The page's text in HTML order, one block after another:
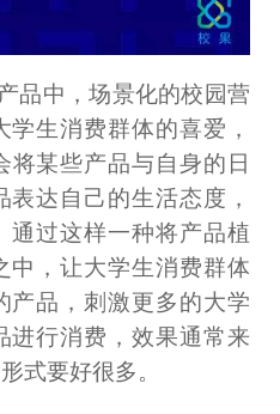
品中，场景化的校园营
生消费群体的喜爱，
某些产品与自身的日
达自己的生活态度，
通过这样一种将产品植
中，让大学生消费群体
产品，刺激更多的大学
进行消费，效果通常来
式要好很多。